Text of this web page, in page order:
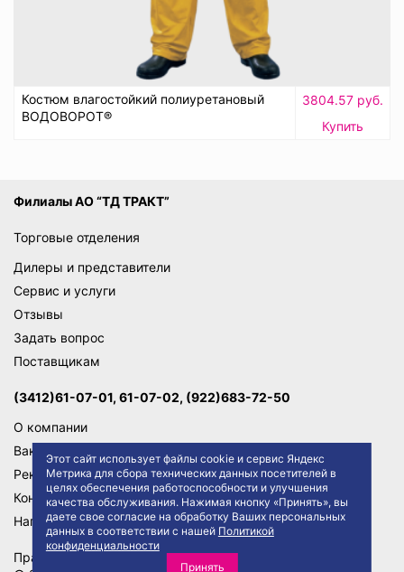
Этот сайт использует файлы cookie и сервис Яндекс
Метрика для сбора технических данных посетителей в
целях обеспечения работоспособности и улучшения
качества обслуживания. Нажимая кнопку «Принять», вы
даете свое согласие на обработку Ваших персональных
данных в соответствии с нашей Политикой
конфиденциальности
Принять
Костюм влагостойкий полиуретановый
ВОДОВОРОТ®
3804.57 руб.
Купить
Филиалы АО “ТД ТРАКТ”
Торговые отделения
Дилеры и представители
Сервис и услуги
Отзывы
Задать вопрос
Поставщикам
(3412)61-07-01, 61-07-02, (922)683-72-50
О компании
Вакансии
Реквизиты
Контакты
Написать директору
Правила сайта
Политика конфиденциальности